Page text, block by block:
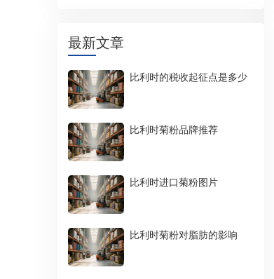
最新文章
比利时的税收起征点是多少
比利时菊粉品牌推荐
比利时进口菊粉图片
比利时菊粉对脂肪的影响